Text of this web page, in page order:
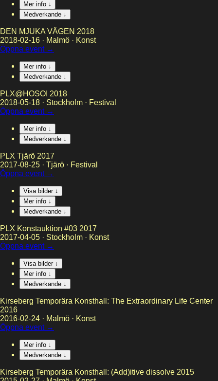
Mer info ↓
Medverkande ↓
DEN MJUKA VÄGEN 2018
2018-02-16 · Malmö · Konst
Öppna event →
Mer info ↓
Medverkande ↓
PLX@HOSOI 2018
2018-05-18 · Stockholm · Festival
Öppna event →
Mer info ↓
Medverkande ↓
PLX Tjärö 2017
2017-08-25 · Tjärö · Festival
Öppna event →
Visa bilder ↓
Mer info ↓
Medverkande ↓
PLX Konstauktion #03 2017
2017-04-05 · Stockholm · Konst
Öppna event →
Visa bilder ↓
Mer info ↓
Medverkande ↓
Kirseberg Temporära Konsthall: The Extraordinary Life Center
2016
2016-02-24 · Malmö · Konst
Öppna event →
Mer info ↓
Medverkande ↓
Kirseberg Temporära Konsthall: (Add)itive dissolve 2015